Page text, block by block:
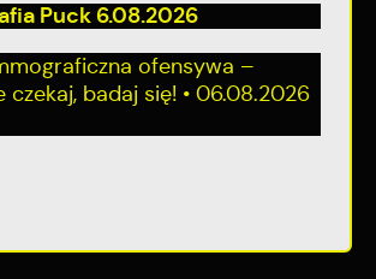
Puck 6.08.2026
ofensywa –
czekaj, badaj się! • 06.08.2026